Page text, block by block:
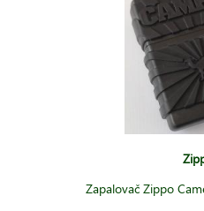
Zapalovač Zippo